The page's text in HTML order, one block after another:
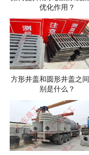
优化作用？
方形井盖和圆形井盖之
别是什么？